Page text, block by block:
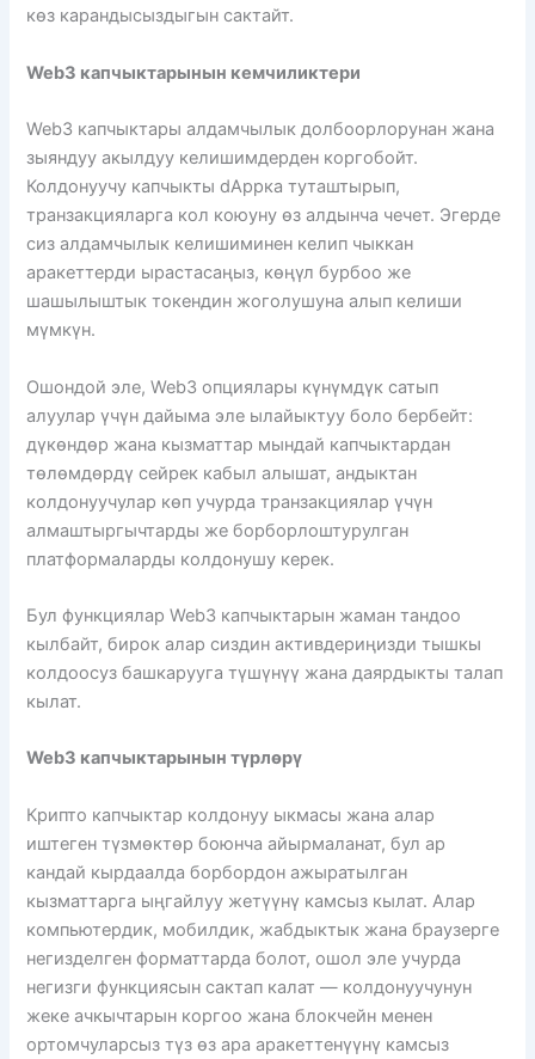
көз карандысыздыгын сактайт.
Web3 капчыктарынын кемчиликтери
Web3 капчыктары алдамчылык долбоорлорунан жана
зыяндуу акылдуу келишимдерден коргобойт.
Колдонуучу капчыкты dAppка туташтырып,
транзакцияларга кол коюуну өз алдынча чечет. Эгерде
сиз алдамчылык келишиминен келип чыккан
аракеттерди ырастасаңыз, көңүл бурбоо же
шашылыштык токендин жоголушуна алып келиши
мүмкүн.
Ошондой эле, Web3 опциялары күнүмдүк сатып
алуулар үчүн дайыма эле ылайыктуу боло бербейт:
дүкөндөр жана кызматтар мындай капчыктардан
төлөмдөрдү сейрек кабыл алышат, андыктан
колдонуучулар көп учурда транзакциялар үчүн
алмаштыргычтарды же борборлоштурулган
платформаларды колдонушу керек.
Бул функциялар Web3 капчыктарын жаман тандоо
кылбайт, бирок алар сиздин активдериңизди тышкы
колдоосуз башкарууга түшүнүү жана даярдыкты талап
кылат.
Web3 капчыктарынын түрлөрү
Крипто капчыктар колдонуу ыкмасы жана алар
иштеген түзмөктөр боюнча айырмаланат, бул ар
кандай кырдаалда борбордон ажыратылган
кызматтарга ыңгайлуу жетүүнү камсыз кылат. Алар
компьютердик, мобилдик, жабдыктык жана браузерге
негизделген форматтарда болот, ошол эле учурда
негизги функциясын сактап калат — колдонуучунун
жеке ачкычтарын коргоо жана блокчейн менен
ортомчуларсыз түз өз ара аракеттенүүнү камсыз